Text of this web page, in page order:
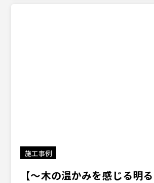
施工事例
【〜木の温かみを感じる明